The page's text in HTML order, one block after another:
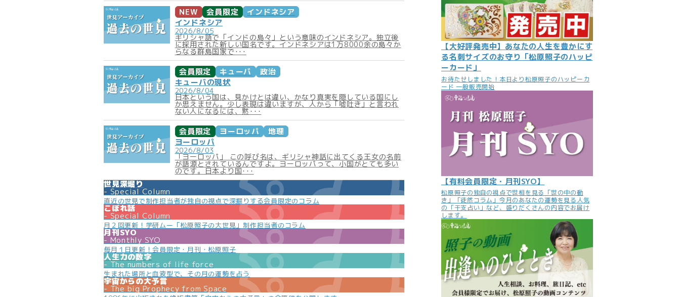
NEW 会員限定
インドネシア
インドネシア
2026/8/05
ギリシャ語で「インドの島々」という意味のインドネシア。独立後
に採用された新しい国名です。インドネシアは1万8000余の島々か
らなる群島国家で･･･
会員限定 キューバ
政治
キューバの現状
2026/8/04
日本という国は、見かけとは違い、かなり真実を隠している国にし
か思えません。少し表現は違いますが、人から「噓吐き」と言われ
ない人になるには、黙･･･
会員限定 ヨーロッパ
地理
ヨーロッパ
2026/8/03
「ヨーロッパ」 この呼び名は、ギリシャ神話に出てくる王女の名前
が語源とされているんですよ。ヨーロッパって、小国がとても多い
のです。日本より国･･･
世見深堀り
Special Column
直近の世見で制作担当者が独自の視点で深掘りする会員限定のコラム
こぼれ話
Special Column
月２回更新！学研ムー「松原照子の大世見」制作担当者のコラム
月刊SYO
Monthly SYO
毎月１日更新！会員限定・月刊・松原照子
人生力の数字
The numbers of life force
生まれた場所と血液型で、その月の運勢を占う
宇宙からの大予言
The big Prophecy from Space
【大好評発売中】あなたの人生を豊かにす
る名刺サイズのお守り「松原照子のハッピ
ーカード」
お待たせしました！本日より松原照子のハッピーカ
ード 一般販売開始
【有料会員限定・月刊SYO】
松原照子の独自の視点で世相を見る「世の中の動
き」「徒然コラム」今月のあなたの運勢を見る人気
の「干支占い」など、盛りだくさんの内容でお届け
します。